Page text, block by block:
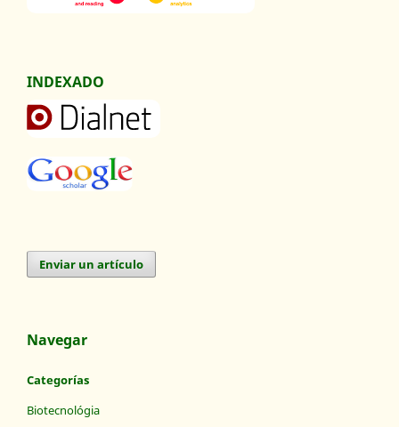
INDEXADO
Enviar un artículo
Navegar
Categorías
Biotecnológia